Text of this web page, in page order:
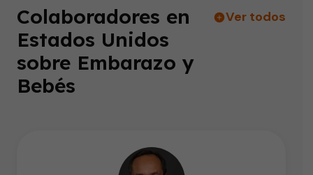
Colaboradores en
Estados Unidos
sobre Embarazo y
Bebés
Ver todos